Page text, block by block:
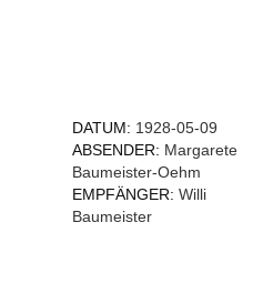
DATUM: 1928-05-09
ABSENDER: Margarete
Baumeister-Oehm
EMPFÄNGER:Willi
Baumeister